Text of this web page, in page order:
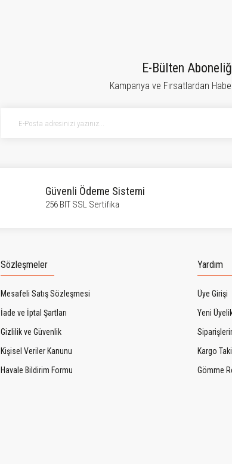
E-Bülten
Kampanya ve Fırsatlardan
Güvenli Ödeme Sistemi
256 BIT SSL Sertifika
Sözleşmeler
Mesafeli Satış Sözleşmesi
İade ve İptal Şartları
Gizlilik ve Güvenlik
Kişisel Veriler Kanunu
Havale Bildirim Formu
Yardım
Üye Girişi
Yeni
Kargo
Gömme